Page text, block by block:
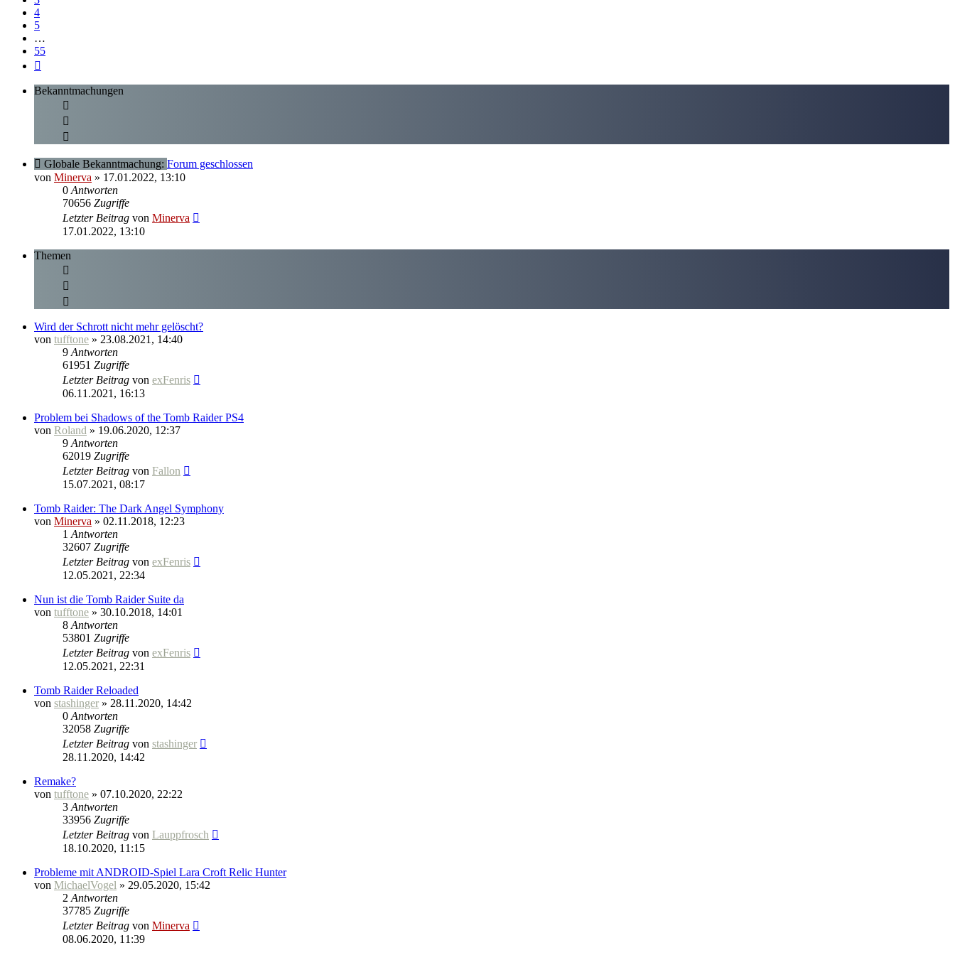
4
5
…
55
Bekanntmachungen
Globale Bekanntmachung: Forum geschlossen
von Minerva » 17.01.2022, 13:10
0 Antworten
70656 Zugriffe
Letzter Beitrag von Minerva
17.01.2022, 13:10
Themen
Wird der Schrott nicht mehr gelöscht?
von tufftone » 23.08.2021, 14:40
9 Antworten
61951 Zugriffe
Letzter Beitrag von exFenris
06.11.2021, 16:13
Problem bei Shadows of the Tomb Raider PS4
von Roland » 19.06.2020, 12:37
9 Antworten
62019 Zugriffe
Letzter Beitrag von Fallon
15.07.2021, 08:17
Tomb Raider: The Dark Angel Symphony
von Minerva » 02.11.2018, 12:23
1 Antworten
32607 Zugriffe
Letzter Beitrag von exFenris
12.05.2021, 22:34
Nun ist die Tomb Raider Suite da
von tufftone » 30.10.2018, 14:01
8 Antworten
53801 Zugriffe
Letzter Beitrag von exFenris
12.05.2021, 22:31
Tomb Raider Reloaded
von stashinger » 28.11.2020, 14:42
0 Antworten
32058 Zugriffe
Letzter Beitrag von stashinger
28.11.2020, 14:42
Remake?
von tufftone » 07.10.2020, 22:22
3 Antworten
33956 Zugriffe
Letzter Beitrag von Lauppfrosch
18.10.2020, 11:15
Probleme mit ANDROID-Spiel Lara Croft Relic Hunter
von MichaelVogel » 29.05.2020, 15:42
2 Antworten
37785 Zugriffe
Letzter Beitrag von Minerva
08.06.2020, 11:39